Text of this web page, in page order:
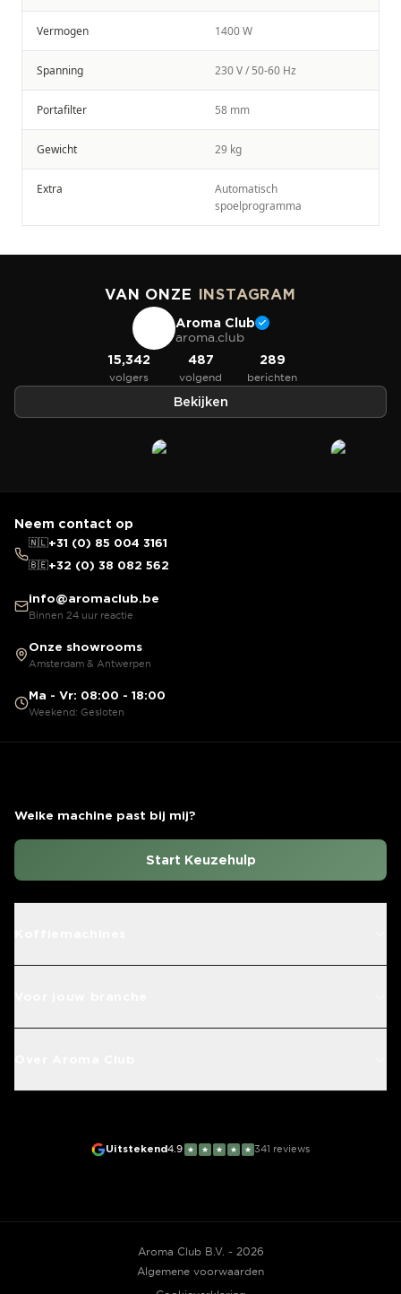
Vermogen 1400 W
Spanning 230 V / 50-60 Hz
Portafilter 58 mm
Gewicht 29 kg
Extra
Automatisch
spoelprogramma
VAN ONZE INSTAGRAM
Aroma Club
aroma.club
15,342
volgers
487
volgend
289
berichten
Bekijken
Neem contact op
🇳🇱+31 (0) 85 004 3161
🇧🇪+32 (0) 38 082 562
info@aromaclub.be
Binnen 24 uur reactie
Onze showrooms
Amsterdam & Antwerpen
Ma - Vr: 08:00 - 18:00
Weekend: Gesloten
Welke machine past bij mij?
Start Keuzehulp
Uitstekend4.9 ★ ★ ★ ★ ★ 341 reviews
Aroma Club B.V. - 2026
Algemene voorwaarden